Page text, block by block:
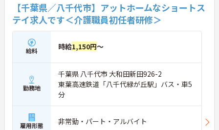
【千葉県／八千代市】アットホームなショートス
テイ求人です＜介護職員初任者研修＞
給料 時給1,150円～
勤務地
千葉県 八千代市 大和田新田926-2
東葉高速鉄道「八千代緑が丘駅」バス・車5
分
雇用形態 非常勤・パート・アルバイト